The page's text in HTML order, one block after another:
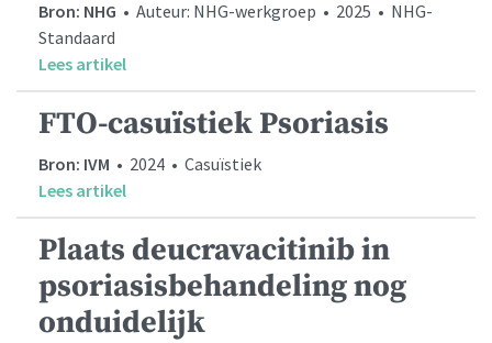
Bron: NHG • Auteur: NHG-werkgroep • 2025 • NHG-
Standaard
Lees artikel
FTO-casuïstiek Psoriasis
Bron: IVM • 2024 • Casuïstiek
Lees artikel
Plaats deucravacitinib in
psoriasisbehandeling nog
onduidelijk